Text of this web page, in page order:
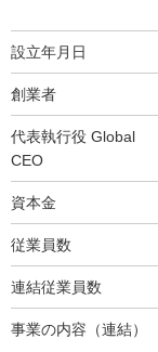
設立年月日
創業者
代表執行役 Global
CEO
資本金
従業員数
連結従業員数
事業の内容（連結）